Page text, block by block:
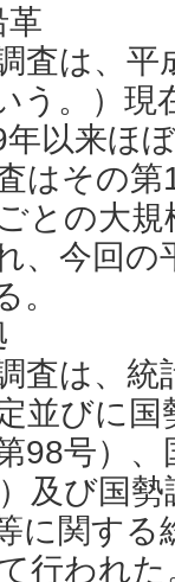
革
、平成
う。）
以来ほぼ
はその
の大規
、今回の
、統計
並びに国
号）、
及び国
関する
行われた